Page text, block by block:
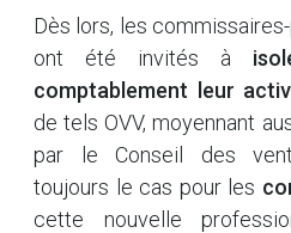
Dès lors, les
ont été invités à
comptablement leur
de tels OVV, moyennant
par le Conseil des
toujours le cas pour les
cette nouvelle